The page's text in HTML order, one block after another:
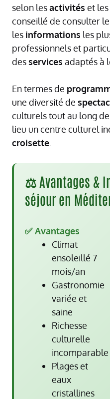
selon lesactivités et
conseillé de consulter
les informations les
professionnels et
des services adaptés à
En termes de
une diversité de
culturels tout au long de
lieu un centre culturel
croisette
⚖️ Avantages &
séjour en
✅ Avantages
Climat
ensoleillé 7
mois/an
Gastronomie
variée et
saine
Richesse
culturelle
incomparable
Plages et
eaux
cristallines